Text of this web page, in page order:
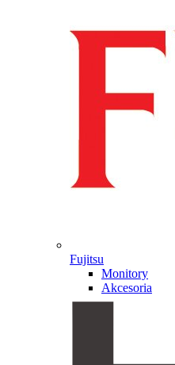
Fujitsu
Monitory
Akcesoria